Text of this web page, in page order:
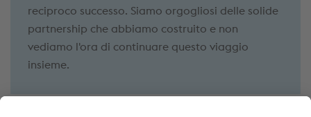
reciproco successo. Siamo orgogliosi delle solide
partnership che abbiamo costruito e non
vediamo l'ora di continuare questo viaggio
insieme.